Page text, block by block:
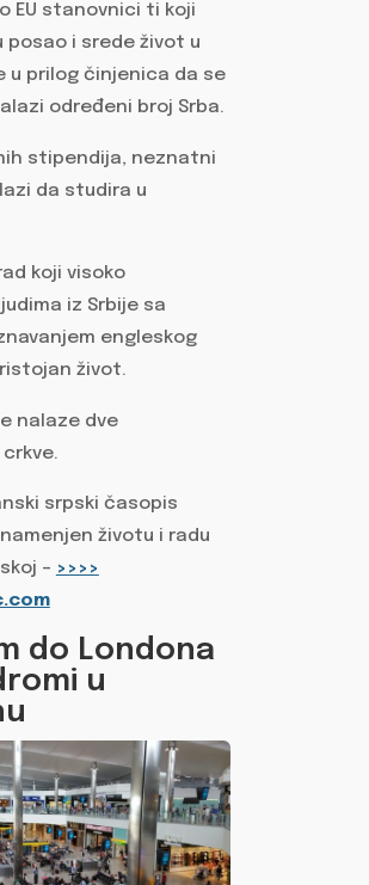
EU stanovnici ti koji
posao i srede život u
u prilog činjenica da se
određeni broj Srba.
stipendija, neznatni
da studira u
koji visoko
iz Srbije sa
engleskog
život.
nalaze dve
srpski časopis
životu i radu
– >>>>
do Londona
u